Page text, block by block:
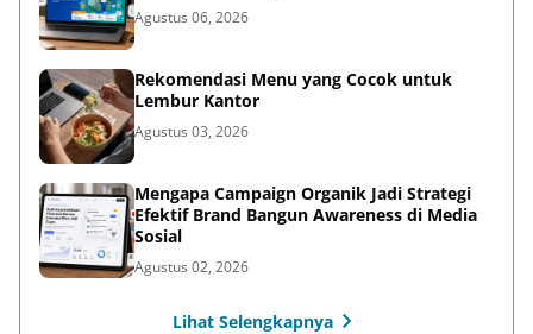
Agustus 06, 2026
Rekomendasi Menu yang Cocok untuk
Lembur Kantor
Agustus 03, 2026
Mengapa Campaign Organik Jadi Strategi
Efektif Brand Bangun Awareness di Media
Sosial
Agustus 02, 2026
Lihat Selengkapnya